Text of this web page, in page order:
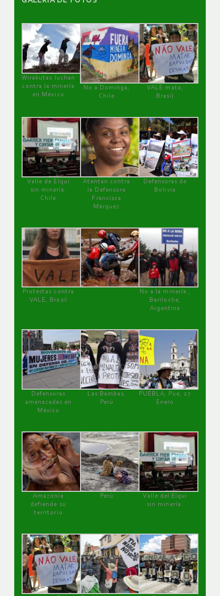
Wirakutas luchan
contra la minería
en México
No a Dominga,
Chile
VALE mata,
Brasil
Valle de Elqui
sin minería.
Chile
Atentan contra
la Defensora
Francisca
Márquez
Defensoras de
Bolivia
Protestas contra
VALE, Brasil
No a la minería ,
Bariloche,
Argentina
Defensoras
amenazadas en
México
Las Bambas,
Perú
PUEBLA, Pue, 27
Enero
Amazonía
defiende su
territorio
Perú
Valle del Elqui
sin minería.